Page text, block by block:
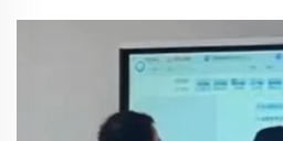
부 사항 하나하나를 다듬고, 엄격한